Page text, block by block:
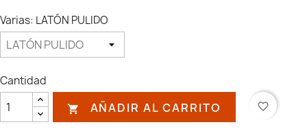
Varias: LATÓN PULIDO
Cantidad
 AÑADIR AL CARRITO favorite_border